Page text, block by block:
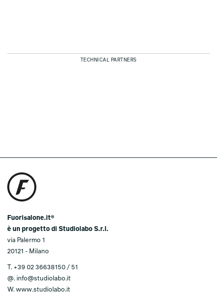
TECHNICAL PARTNERS
Fuorisalone.it®
è un progetto di Studiolabo S.r.l.
via Palermo 1
20121 - Milano
T. +39 02 36638150 / 51
@. info@studiolabo.it
W. www.studiolabo.it